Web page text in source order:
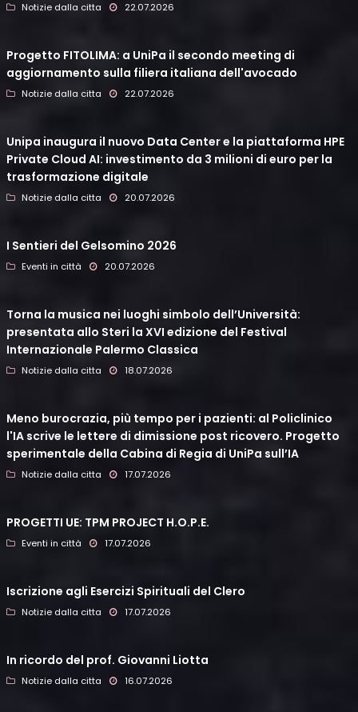
Notizie dalla citta 22.07.2026
Progetto FITOLIMA: a UniPa il secondo meeting di
aggiornamento sulla filiera italiana dell'avocado
Notizie dalla citta 22.07.2026
Unipa inaugura il nuovo Data Center e la piattaforma HPE
Private Cloud AI: investimento da 3 milioni di euro per la
trasformazione digitale
Notizie dalla citta 20.07.2026
I Sentieri del Gelsomino 2026
Eventi in città 20.07.2026
Torna la musica nei luoghi simbolo dell’Università:
presentata allo Steri la XVI edizione del Festival
Internazionale Palermo Classica
Notizie dalla citta 18.07.2026
Meno burocrazia, più tempo per i pazienti: al Policlinico
l'IA scrive le lettere di dimissione post ricovero. Progetto
sperimentale della Cabina di Regia di UniPa sull’IA
Notizie dalla citta 17.07.2026
PROGETTI UE: TPM PROJECT H.O.P.E.
Eventi in città 17.07.2026
Iscrizione agli Esercizi Spirituali del Clero
Notizie dalla citta 17.07.2026
In ricordo del prof. Giovanni Liotta
Notizie dalla citta 16.07.2026